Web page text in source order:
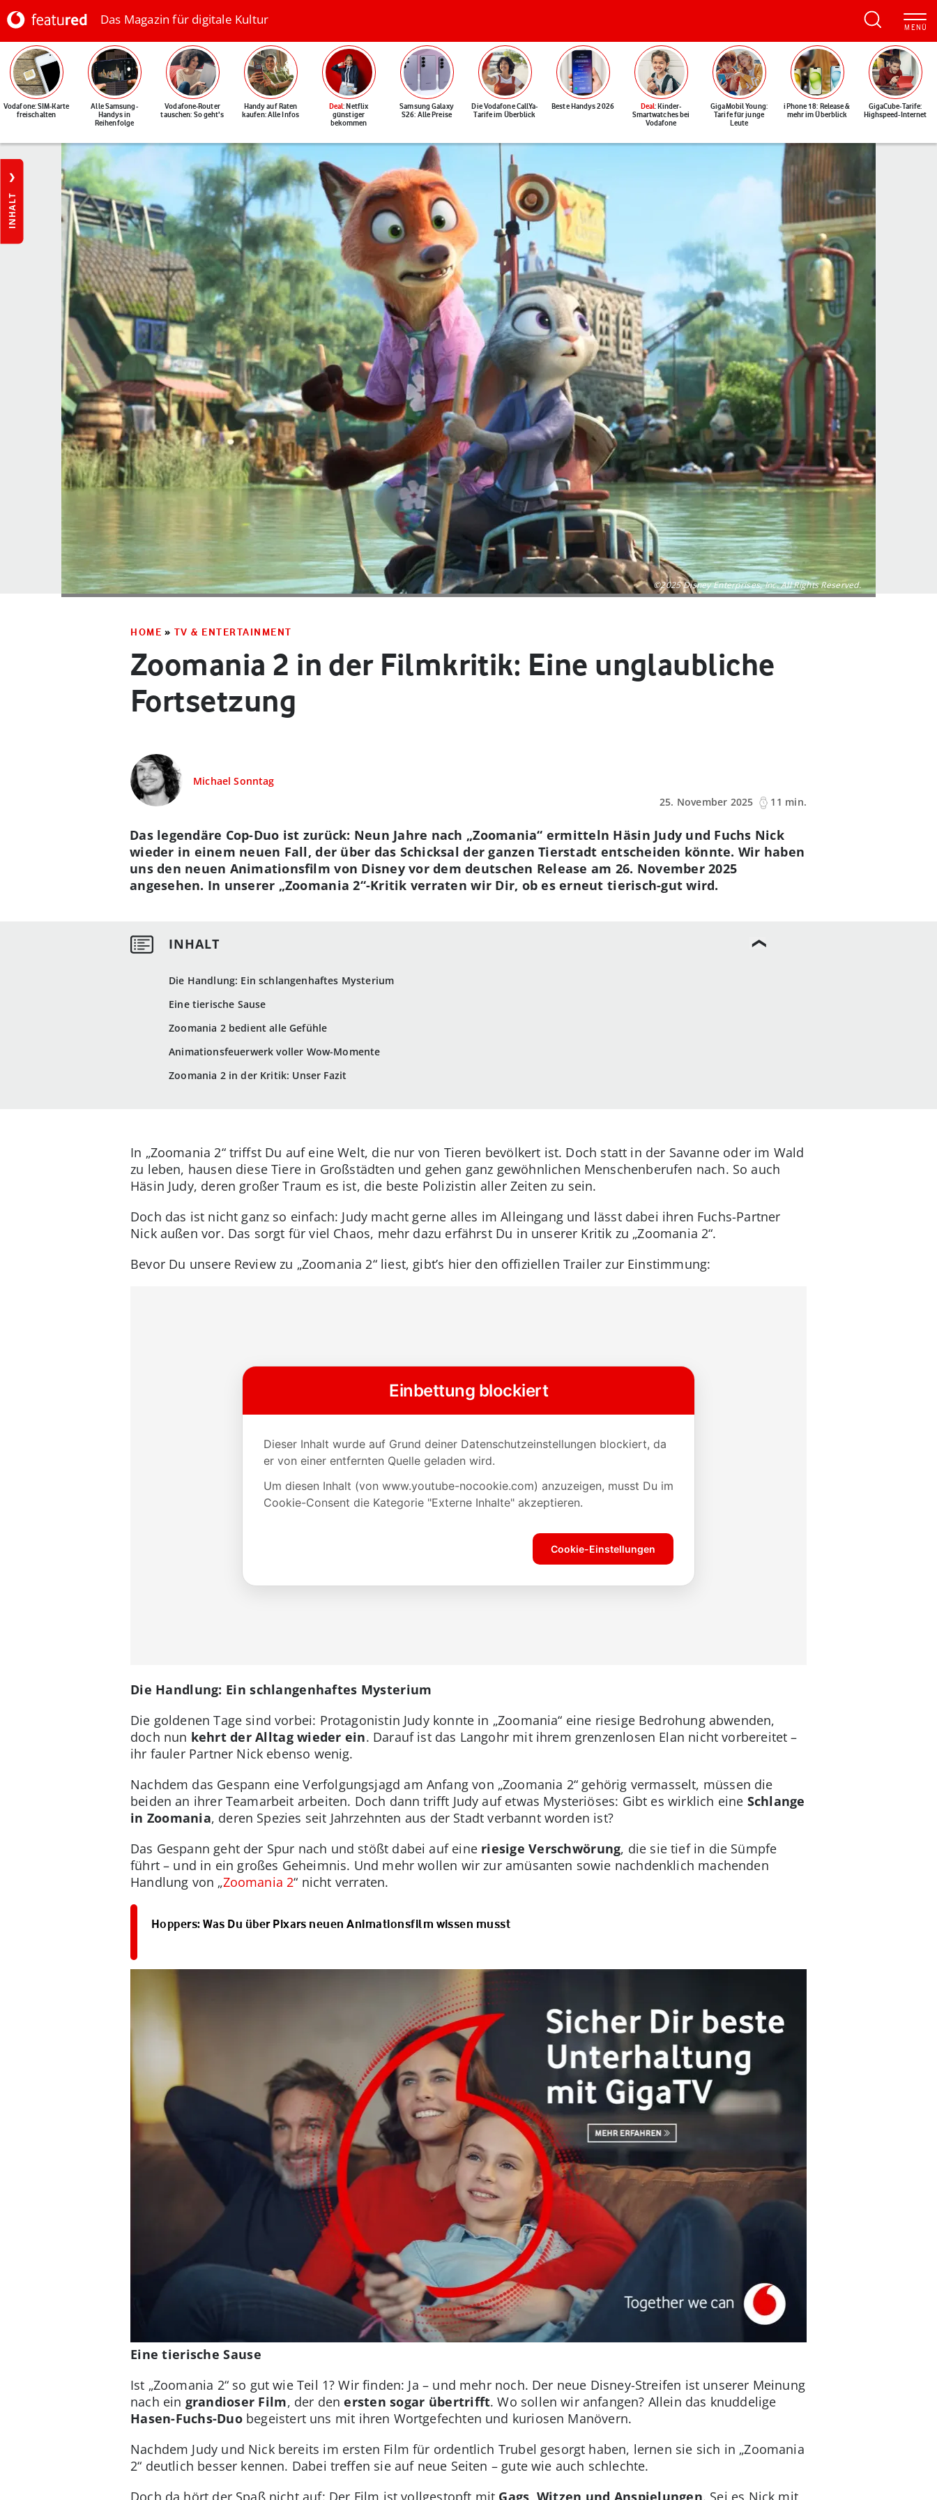
Das Magazin für digitale Kultur
Vodafone: SIM-Karte
freischalten
Alle Samsung-
Handys in
Reihenfolge
Vodafone-Router
tauschen: So geht's
Handy auf Raten
kaufen: Alle Infos
Deal: Netflix
günstiger
bekommen
Samsung Galaxy
S26: Alle Preise
Die Vodafone CallYa-
Tarife im Überblick
Beste Handys 2026 Deal: Kinder-
Smartwatches bei
Vodafone
GigaMobil Young:
Tarife für junge
Leute
iPhone 18: Release &
mehr im Überblick
GigaCube-Tarife:
Highspeed-Internet
INHALT
©2025 Disney Enterprises, Inc. All Rights Reserved.
HOME » TV & ENTERTAINMENT
Zoomania 2 in der Filmkritik: Eine unglaubliche
Fortsetzung
Michael Sonntag
25. November 2025
11 min.
Die Handlung: Ein schlangenhaftes Mysterium
Eine tierische Sause
Zoomania 2 bedient alle Gefühle
Animationsfeuerwerk voller Wow-Momente
Zoomania 2 in der Kritik: Unser Fazit
Das legendäre Cop-Duo ist zurück: Neun Jahre nach „Zoomania“ ermitteln Häsin Judy und Fuchs Nick
wieder in einem neuen Fall, der über das Schicksal der ganzen Tierstadt entscheiden könnte. Wir haben
uns den neuen Animationsfilm von Disney vor dem deutschen Release am 26. November 2025
angesehen. In unserer „Zoomania 2“-Kritik verraten wir Dir, ob es erneut tierisch-gut wird.
In „Zoomania 2“ triffst Du auf eine Welt, die nur von Tieren bevölkert ist. Doch statt in der Savanne oder im Wald
zu leben, hausen diese Tiere in Großstädten und gehen ganz gewöhnlichen Menschenberufen nach. So auch
Häsin Judy, deren großer Traum es ist, die beste Polizistin aller Zeiten zu sein.
Doch das ist nicht ganz so einfach: Judy macht gerne alles im Alleingang und lässt dabei ihren Fuchs-Partner
Nick außen vor. Das sorgt für viel Chaos, mehr dazu erfährst Du in unserer Kritik zu „Zoomania 2“.
Bevor Du unsere Review zu „Zoomania 2“ liest, gibt’s hier den offiziellen Trailer zur Einstimmung:
Die Handlung: Ein schlangenhaftes Mysterium
Die goldenen Tage sind vorbei: Protagonistin Judy konnte in „Zoomania“ eine riesige Bedrohung abwenden,
doch nun kehrt der Alltag wieder ein. Darauf ist das Langohr mit ihrem grenzenlosen Elan nicht vorbereitet –
ihr fauler Partner Nick ebenso wenig.
Nachdem das Gespann eine Verfolgungsjagd am Anfang von „Zoomania 2“ gehörig vermasselt, müssen die
beiden an ihrer Teamarbeit arbeiten. Doch dann trifft Judy auf etwas Mysteriöses: Gibt es wirklich eine Schlange
in Zoomania, deren Spezies seit Jahrzehnten aus der Stadt verbannt worden ist?
Das Gespann geht der Spur nach und stößt dabei auf eine riesige Verschwörung, die sie tief in die Sümpfe
führt – und in ein großes Geheimnis. Und mehr wollen wir zur amüsanten sowie nachdenklich machenden
Handlung von „Zoomania 2“ nicht verraten.
Hoppers: Was Du über Pixars neuen Animationsfilm wissen musst
Eine tierische Sause
Ist „Zoomania 2“ so gut wie Teil 1? Wir finden: Ja – und mehr noch. Der neue Disney-Streifen ist unserer Meinung
nach ein grandioser Film, der denersten sogar übertrifft. Wo sollen wir anfangen? Allein das knuddelige
Hasen-Fuchs-Duobegeistert uns mit ihren Wortgefechten und kuriosen Manövern.
Nachdem Judy und Nick bereits im ersten Film für ordentlich Trubel gesorgt haben, lernen sie sich in „Zoomania
2“ deutlich besser kennen. Dabei treffen sie auf neue Seiten – gute wie auch schlechte.